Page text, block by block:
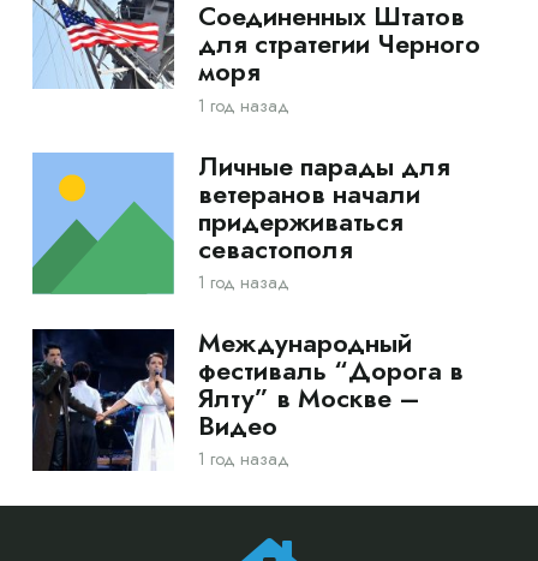
Соединенных Штатов
для стратегии Черного
моря
1 год назад
Личные парады для
ветеранов начали
придерживаться
севастополя
1 год назад
Международный
фестиваль “Дорога в
Ялту” в Москве –
Видео
1 год назад